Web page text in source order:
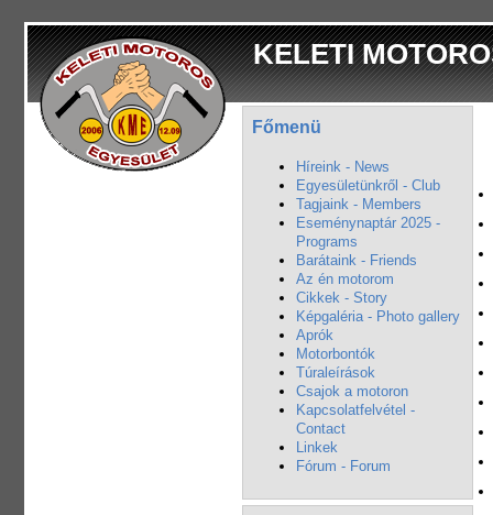
KELETI
Főmenü
Híreink - News
Egyesületünkről - Club
Tagjaink - Members
Eseménynaptár 2025 -
Programs
Barátaink - Friends
Az én motorom
Cikkek - Story
Képgaléria - Photo gallery
Aprók
Motorbontók
Túraleírások
Csajok a motoron
Kapcsolatfelvétel -
Contact
Linkek
Fórum - Forum